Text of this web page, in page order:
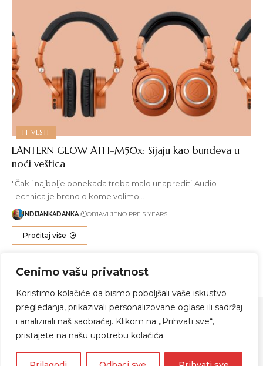
Cenimo vašu privatnost
Koristimo kolačiće da bismo poboljšali vaše iskustvo
pregledanja, prikazivali personalizovane oglase ili sadržaj
i analizirali naš saobraćaj. Klikom na „Prihvati sve“,
pristajete na našu upotrebu kolačića.
IT VESTI
LANTERN GLOW ATH-M50x: Sijaju kao bundeva u
noći veštica
"Čak i najbolje ponekada treba malo unaprediti"Audio-
Technica je brend o kome volimo…
INDIJANKADANKA OBJAVLJENO PRE 5 YEARS
Pročitaj više
1 2
Zapratite me